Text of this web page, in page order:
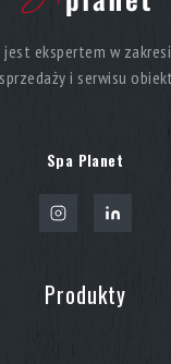
jest ekspertem w
i serwisu
Spa Planet
Produkty